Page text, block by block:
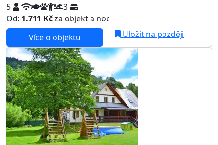
5
3
Od: 1.711 Kčza objekt a noc
Více o objektu
Uložit na později